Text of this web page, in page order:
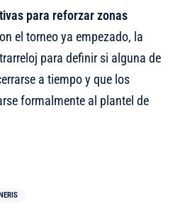
para reforzar zonas
el torneo ya empezado, la
para definir si alguna de
a tiempo y que los
formalmente al plantel de